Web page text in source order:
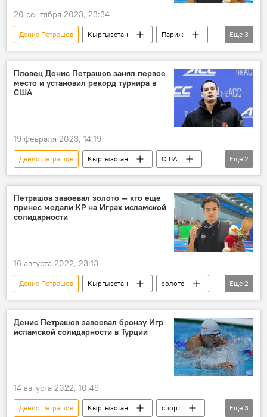
20 сентября 2023, 23:34
Денис Петрашов Кыргызстан
Париж
Олимпиада
лицензия
Олимпийские игры — 2024
Еще 3
Пловец Денис Петрашов занял первое
место и установил рекорд турнира в
США
19 февраля 2023, 14:19
Денис Петрашов Кыргызстан
США
рекорд
турнир
Еще 2
Петрашов завоевал золото — кто еще
принес медали КР на Играх исламской
солидарности
16 августа 2022, 23:13
Денис Петрашов Кыргызстан
золото
плавание
Игры исламской солидарности
Еще 2
Денис Петрашов завоевал бронзу Игр
исламской солидарности в Турции
14 августа 2022, 10:49
Денис Петрашов Кыргызстан
спорт
Еще 3